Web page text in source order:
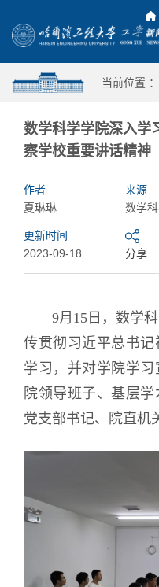
当前位置 ：
数学科学学院深入学
察学校重要讲话精神
作者
夏琳琳
来源
数学
更新时间
2023-09-18
分享
9月15日，数学
传贯彻习近平总书
学习，并对学院学
院领导班子、基层
党支部书记、院直机